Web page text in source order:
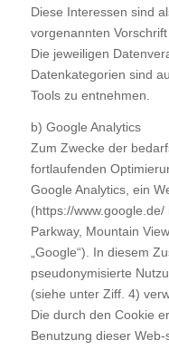
Diese Interessen sind
vorgenannten Vorschrift
Die jeweiligen
Datenkategorien sind
Tools zu entnehmen.
b) Google Analytics
Zum Zwecke der
fortlaufenden
Google Analytics, ein
(https://
Parkway, Mountain
„Google“). In diesem
pseudonymisierte
(siehe unter Ziff. 4)
Die durch den Cookie
Benutzung dieser Web-